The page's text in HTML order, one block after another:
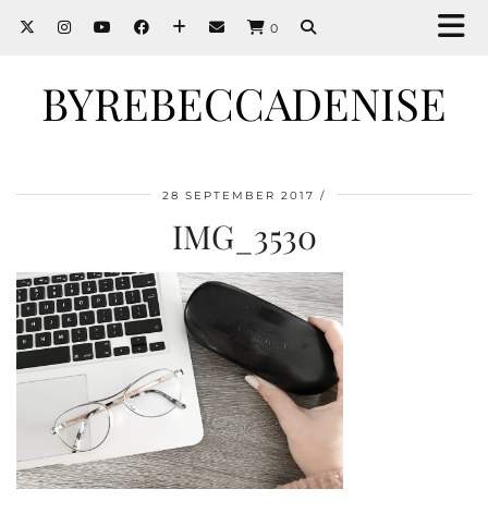
0
BYREBECCADENISE
28 SEPTEMBER 2017
IMG_3530